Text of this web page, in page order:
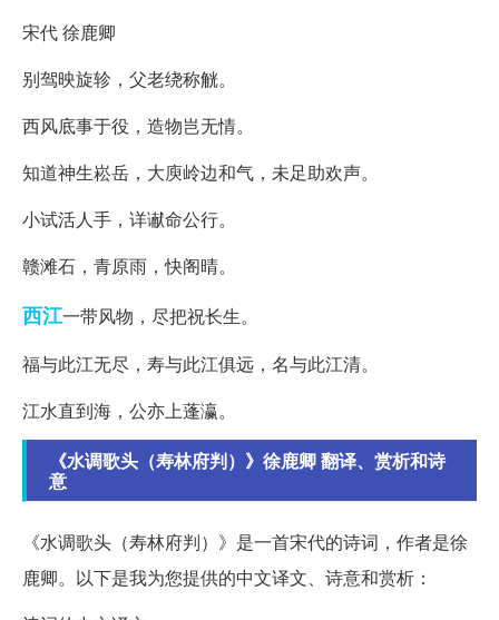
宋代 徐鹿卿
别驾映旋轸，父老绕称觥。
西风底事于役，造物岂无情。
知道神生崧岳，大庾岭边和气，未足助欢声。
小试活人手，详谳命公行。
赣滩石，青原雨，快阁晴。
西江一带风物，尽把祝长生。
福与此江无尽，寿与此江俱远，名与此江清。
江水直到海，公亦上蓬瀛。
《水调歌头（寿林府判）》徐鹿卿 翻译、赏析和诗
意
《水调歌头（寿林府判）》是一首宋代的诗词，作者是徐
鹿卿。以下是我为您提供的中文译文、诗意和赏析：